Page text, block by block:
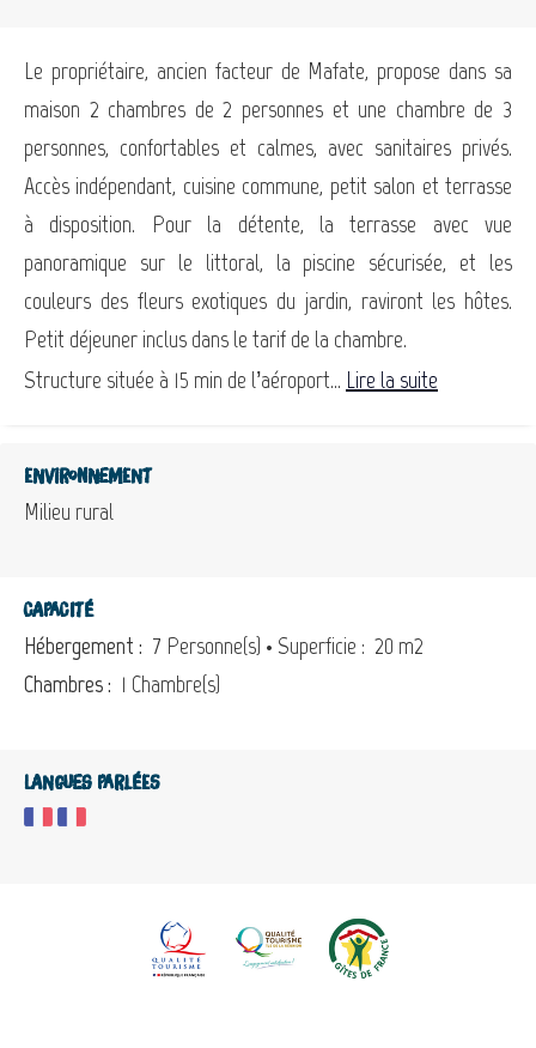
Le propriétaire, ancien facteur de Mafate, propose dans sa
maison 2 chambres de 2 personnes et une chambre de 3
personnes, confortables et calmes, avec sanitaires privés.
Accès indépendant, cuisine commune, petit salon et terrasse
à disposition. Pour la détente, la terrasse avec vue
panoramique sur le littoral, la piscine sécurisée, et les
couleurs des fleurs exotiques du jardin, raviront les hôtes.
Petit déjeuner inclus dans le tarif de la chambre.
Structure située à 15 min de l’aéroport... Lire la suite
Environnement
Milieu rural
Capacité
Hébergement : 7 Personne(s) • Superficie : 20 m2
Chambres : 1 Chambre(s)
Langues parlées